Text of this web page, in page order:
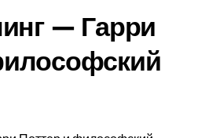
— Гарри